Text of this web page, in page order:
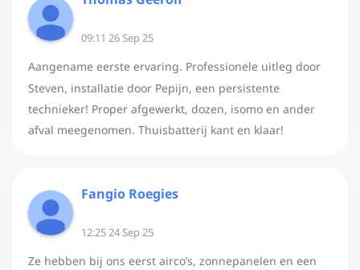
09:11 26 Sep 25
Aangename eerste ervaring. Professionele uitleg door
Steven, installatie door Pepijn, een persistente
technieker! Proper afgewerkt, dozen, isomo en ander
afval meegenomen. Thuisbatterij kant en klaar!
Fangio Roegies
12:25 24 Sep 25
Ze hebben bij ons eerst airco’s, zonnepanelen en een